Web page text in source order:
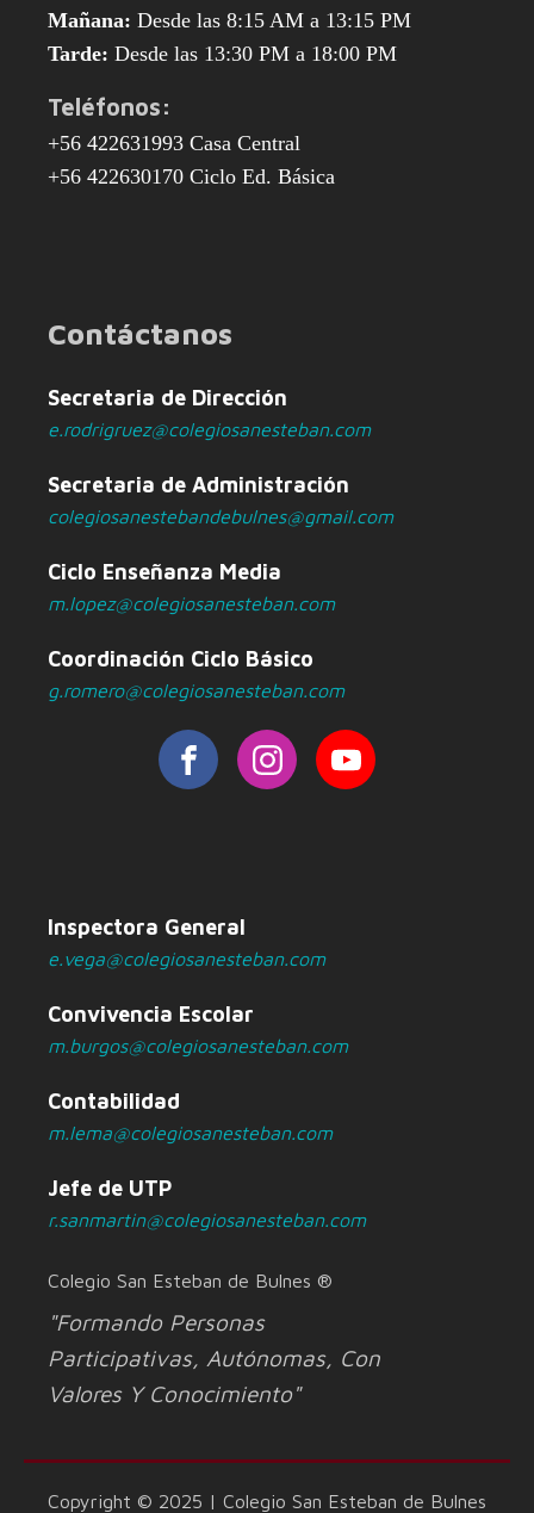
Mañana: Desde las 8:15 AM a 13:15 PM
Tarde: Desde las 13:30 PM a 18:00 PM
Teléfonos:
+56 422631993 Casa Central
+56 422630170 Ciclo Ed. Básica
Contáctanos
Secretaria de Dirección
e.rodrigruez@colegiosanesteban.com
Secretaria de Administración
colegiosanestebandebulnes@gmail.com
Ciclo Enseñanza Media
m.lopez@colegiosanesteban.com
Coordinación Ciclo Básico
g.romero@colegiosanesteban.com
Inspectora General
e.vega@colegiosanesteban.com
Convivencia Escolar
m.burgos@colegiosanesteban.com
Contabilidad
m.lema@colegiosanesteban.com
Jefe de UTP
r.sanmartin@colegiosanesteban.com
Colegio San Esteban de Bulnes ®
"Formando Personas
Participativas, Autónomas, Con
Valores Y Conocimiento"
Copyright © 2025 | Colegio San Esteban de Bulnes